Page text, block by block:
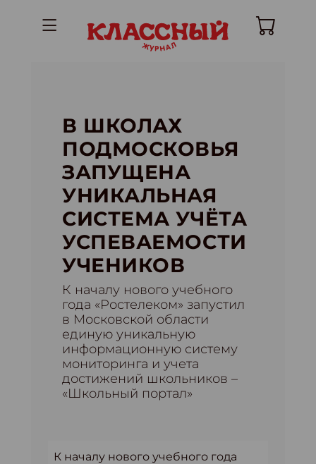
В ШКОЛАХ
ПОДМОСКОВЬЯ
ЗАПУЩЕНА
УНИКАЛЬНАЯ
СИСТЕМА УЧЁТА
УСПЕВАЕМОСТИ
УЧЕНИКОВ
К началу нового учебного
года «Ростелеком» запустил
в Московской области
единую уникальную
информационную систему
мониторинга и учета
достижений школьников –
«Школьный портал»
К началу нового учебного года